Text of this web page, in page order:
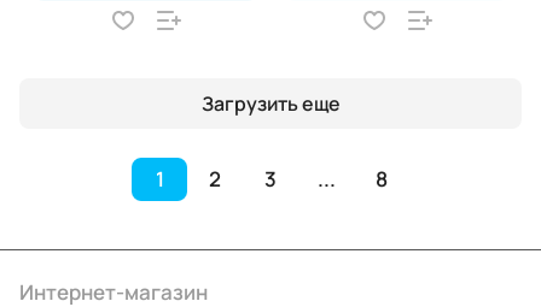
Загрузить еще
1 2 3 ... 8
Интернет-магазин